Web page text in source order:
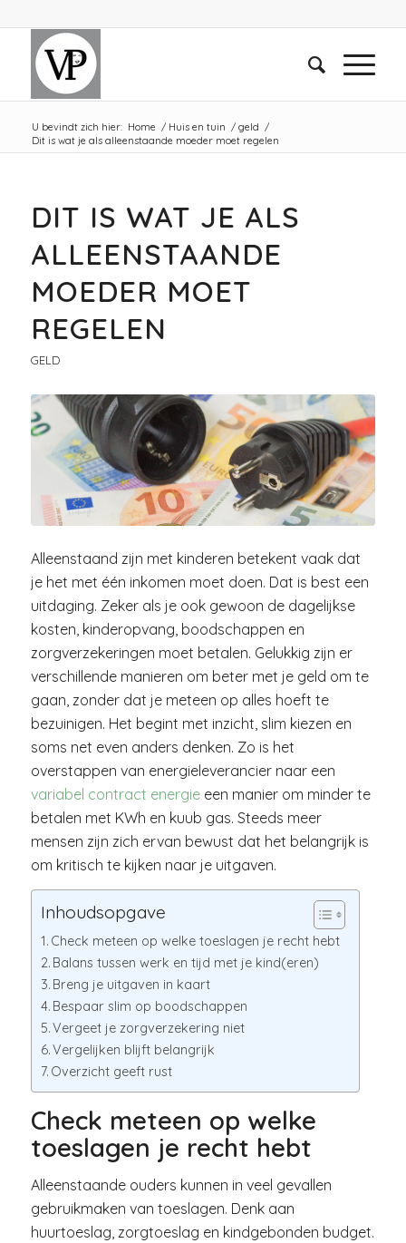
U bevindt zich hier: Home / Huis en tuin / geld /
Dit is wat je als alleenstaande moeder moet regelen
DIT IS WAT JE ALS
ALLEENSTAANDE
MOEDER MOET
REGELEN
GELD
Alleenstaand zijn met kinderen betekent vaak dat
je het met één inkomen moet doen. Dat is best een
uitdaging. Zeker als je ook gewoon de dagelijkse
kosten, kinderopvang, boodschappen en
zorgverzekeringen moet betalen. Gelukkig zijn er
verschillende manieren om beter met je geld om te
gaan, zonder dat je meteen op alles hoeft te
bezuinigen. Het begint met inzicht, slim kiezen en
soms net even anders denken. Zo is het
overstappen van energieleverancier naar een
variabel contract energieeen manier om minder te
betalen met KWh en kuub gas. Steeds meer
mensen zijn zich ervan bewust dat het belangrijk is
om kritisch te kijken naar je uitgaven.
Inhoudsopgave
Check meteen op welke toeslagen je recht hebt
Balans tussen werk en tijd met je kind(eren)
Breng je uitgaven in kaart
Bespaar slim op boodschappen
Vergeet je zorgverzekering niet
Vergelijken blijft belangrijk
Overzicht geeft rust
Check meteen op welke
toeslagen je recht hebt
Alleenstaande ouders kunnen in veel gevallen
gebruikmaken van toeslagen. Denk aan
huurtoeslag, zorgtoeslag en kindgebonden budget.